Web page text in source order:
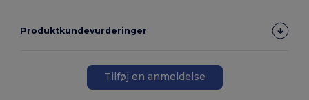
Produktkundevurderinger
Tilføj en anmeldelse